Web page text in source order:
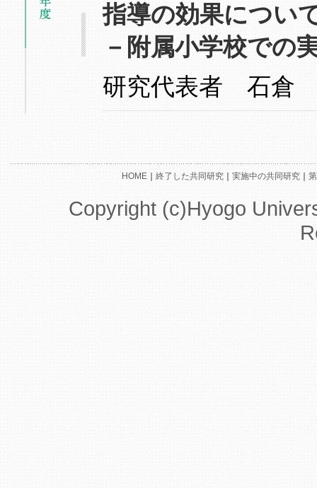
指導の効果につい
－附属小学校での
研究代表者 石倉
HOME 終了した共同研究 実施中の共同研究
Copyright (c)Hyogo